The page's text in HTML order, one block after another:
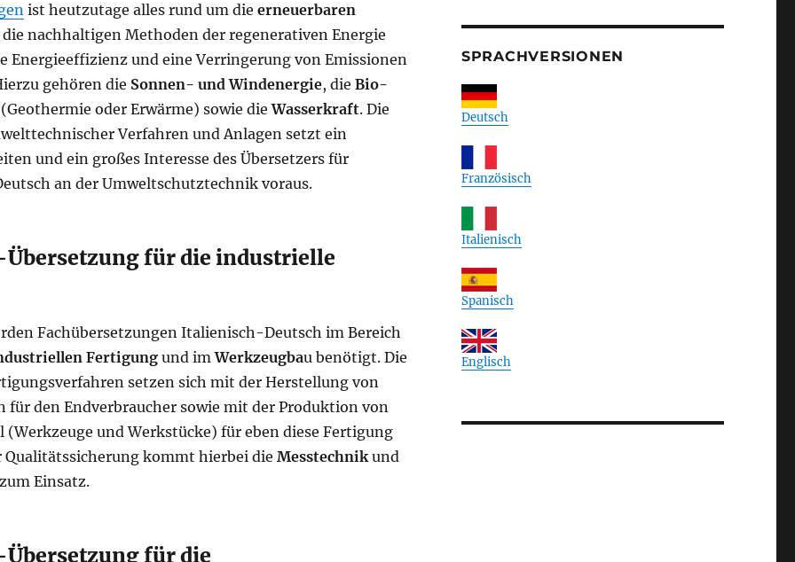
ist heutzutage alles rund um die erneuerbaren
die nachhaltigen Methoden der regenerativen Energie
Energieeffizienz und eine Verringerung von Emissionen
gehören die Sonnen- und Windenergie, die Bio-
oder Erwärme) sowie dieWasserkraft. Die
Verfahren und Anlagen setzt ein
und ein großes Interesse des Übersetzers für
an der Umweltschutztechnik voraus.
für die industrielle
Fachübersetzungen Italienisch-Deutsch im Bereich
Fertigungund imWerkzeugbau benötigt. Die
setzen sich mit der Herstellung von
für den Endverbraucher sowie mit der Produktion von
und Werkstücke) für eben diese Fertigung
Qualitätssicherung kommt hierbei die Messtechnikund
Einsatz.
für die
SPRACHVERSIONEN
Deutsch
Französisch
Italienisch
Spanisch
Englisch